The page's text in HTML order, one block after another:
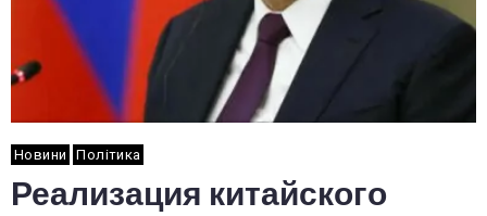
Новини Політика
Реализация китайского